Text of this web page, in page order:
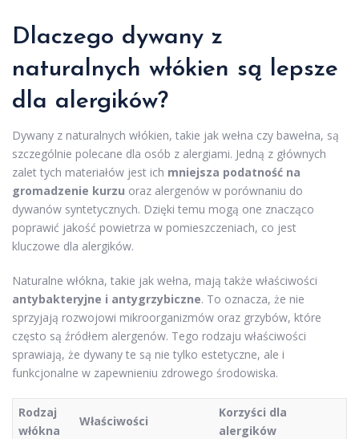
Dlaczego dywany z
naturalnych włókien są lepsze
dla alergików?
Dywany z naturalnych włókien, takie jak wełna czy bawełna, są
szczególnie polecane dla osób z alergiami. Jedną z głównych
zalet tych materiałów jest ich mniejsza podatność na
gromadzenie kurzu oraz alergenów w porównaniu do
dywanów syntetycznych. Dzięki temu mogą one znacząco
poprawić jakość powietrza w pomieszczeniach, co jest
kluczowe dla alergików.
Naturalne włókna, takie jak wełna, mają także właściwości
antybakteryjne i antygrzybiczne. To oznacza, że nie
sprzyjają rozwojowi mikroorganizmów oraz grzybów, które
często są źródłem alergenów. Tego rodzaju właściwości
sprawiają, że dywany te są nie tylko estetyczne, ale i
funkcjonalne w zapewnieniu zdrowego środowiska.
Rodzaj
włókna
Właściwości
Korzyści dla
alergików